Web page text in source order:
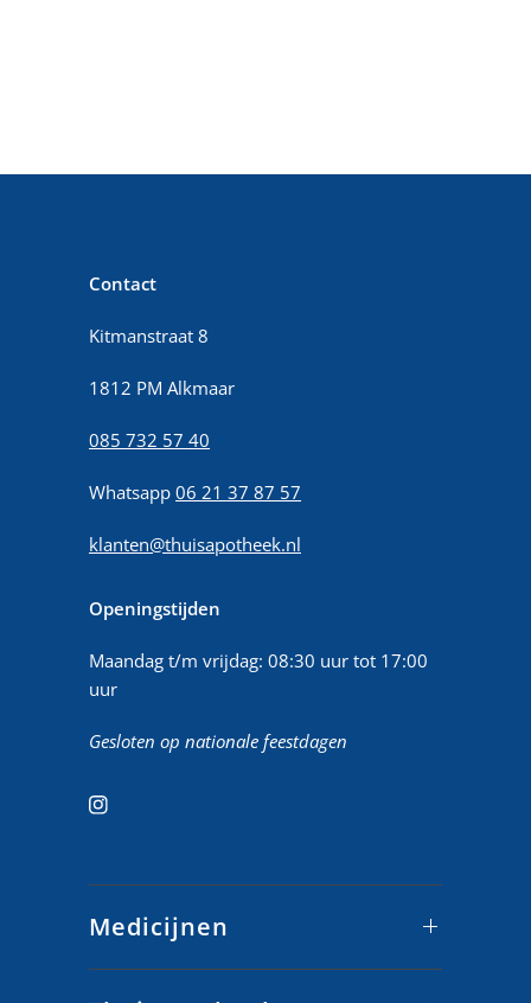
Contact
Kitmanstraat 8
1812 PM Alkmaar
085 732 57 40
Whatsapp06 21 37 87 57
klanten@thuisapotheek.nl
Openingstijden
Maandag t/m vrijdag: 08:30 uur tot 17:00
uur
Gesloten op nationale feestdagen
Medicijnen